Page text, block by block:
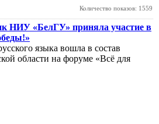
Количество показов: 1559
НИУ «БелГУ» приняла участие в
языка вошла в состав
области на форуме «Всё для